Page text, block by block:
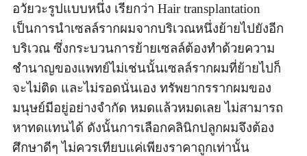
อวัยวะรูปแบบหนึ่ง เรียกว่า Hair transplantation
เป็นการนำเซลล์รากผมจากบริเวณหนึ่งย้ายไปยังอีก
บริเวณ ซึ่งกระบวนการย้ายเซลล์ต้องทำด้วยความ
ชำนาญของแพทย์ไม่เช่นนั้นเซลล์รากผมที่ย้ายไปก็
จะไม่ติด และไม่รอดนั่นเอง ทรัพยากรรากผมของ
มนุษย์มีอยู่อย่างจำกัด หมดแล้วหมดเลย ไม่สามารถ
หาทดแทนได้ ดังนั้นการเลือกคลินิกปลูกผมจึงต้อง
ศึกษาดีๆ ไม่ควรเทียบแค่เพียงราคาถูกเท่านั้น